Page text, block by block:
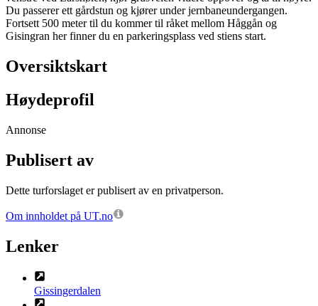
Du passerer ett gårdstun og kjører under jernbaneundergangen.
Fortsett 500 meter til du kommer til råket mellom Håggån og
Gisingran her finner du en parkeringsplass ved stiens start.
Oversiktskart
Høydeprofil
Annonse
Publisert av
Dette turforslaget er publisert av en privatperson.
Om innholdet på UT.no
Lenker
Gissingerdalen